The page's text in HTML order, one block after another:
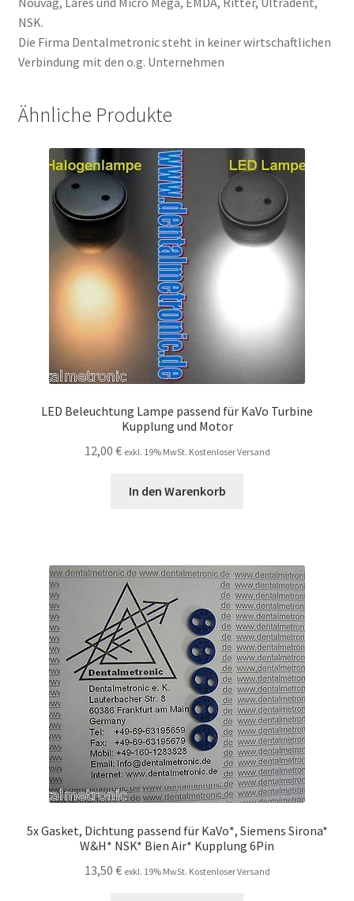
NSK.
Die Firma Dentalmetronic steht in keiner wirtschaftlichen
Verbindung mit den o.g. Unternehmen
Ähnliche Produkte
LED Beleuchtung Lampe passend für KaVo Turbine
Kupplung und Motor
12,00 € exkl. 19% MwSt. Kostenloser Versand
In den Warenkorb
5x Gasket, Dichtung passend für KaVo*, Siemens Sirona*
W&H* NSK* Bien Air* Kupplung 6Pin
13,50 € exkl. 19% MwSt. Kostenloser Versand